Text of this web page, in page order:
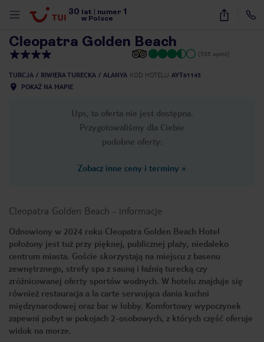
30 lat numer 1
w Polsce
39
Cleopatra Golden Beach
(505 opinii)
TURCJA RIWIERA TURECKA ALANYA KOD HOTELU AYT61145
POKAŻ NA MAPIE
Ups, ta oferta nie jest dostępna.
Przygotowaliśmy dla Ciebie
podobne oferty:
Zobacz inne ceny i terminy »
Cleopatra Golden Beach - informacje
Odnowiony w 2024 roku Cleopatra Golden Beach Hotel
położony jest tuż przy pięknej, publicznej plaży, niedaleko
centrum miasta. Goście skorzystają na miejscu z basenu
zewnętrznego, strefy spa z sauną i łaźnią turecką czy
zróżnicowanej oferty sportów wodnych. W hotelu znajduje się
również restauracja a la carte serwująca dania kuchni
międzynarodowej oraz bar w lobby. Komfortowy wypoczynek
zapewni pobyt w pokojach 2-osobowych, z których część oferuje
widok na morze.